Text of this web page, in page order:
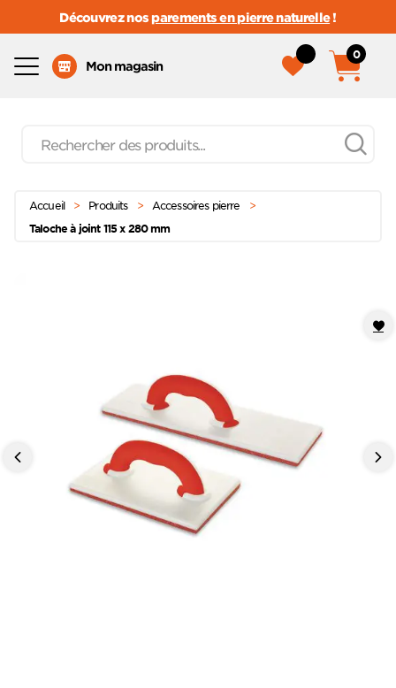
Découvrez nosparements en pierre naturelle!
Mon magasin
0
contenu
Menu
Accueil > Produits > Accessoires pierre
>
Taloche à joint 115 x 280 mm
à mes